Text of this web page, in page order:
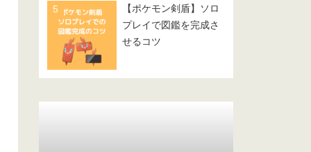
【ポケモン剣盾】ソロ
プレイで図鑑を完成さ
せるコツ